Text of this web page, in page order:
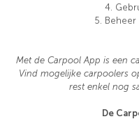
4.
5.
Met de Carpool App is een
Vind mogelijke carpoolers
rest enkel nog
De